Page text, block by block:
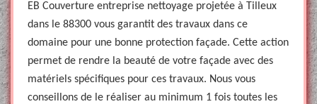
EB Couverture entreprise nettoyage projetée à Tilleux
dans le 88300 vous garantit des travaux dans ce
domaine pour une bonne protection façade. Cette action
permet de rendre la beauté de votre façade avec des
matériels spécifiques pour ces travaux. Nous vous
conseillons de le réaliser au minimum 1 fois toutes les